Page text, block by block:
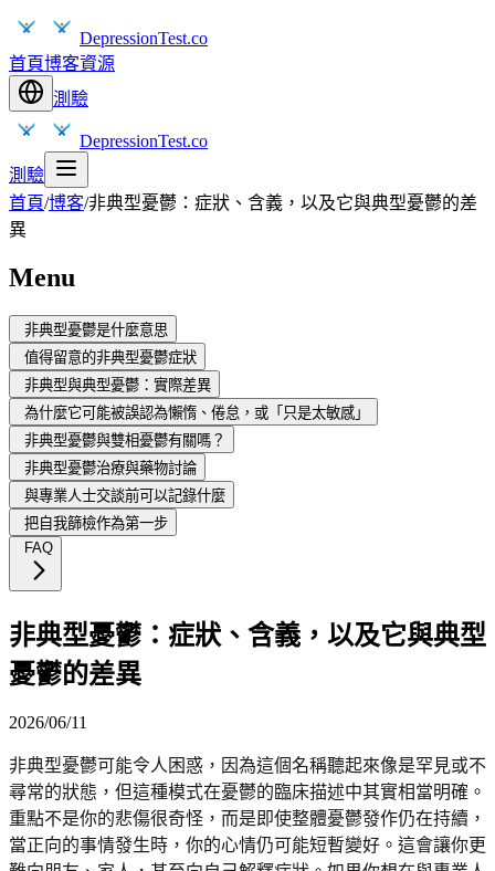
DepressionTest.co
首頁博客資源
測驗
DepressionTest.co
測驗
首頁/博客/非典型憂鬱：症狀、含義，以及它與典型憂鬱的差
異
Menu
非典型憂鬱是什麼意思
值得留意的非典型憂鬱症狀
非典型與典型憂鬱：實際差異
為什麼它可能被誤認為懶惰、倦怠，或「只是太敏感」
非典型憂鬱與雙相憂鬱有關嗎？
非典型憂鬱治療與藥物討論
與專業人士交談前可以記錄什麼
把自我篩檢作為第一步
FAQ
非典型憂鬱：症狀、含義，以及它與典型
憂鬱的差異
2026/06/11
非典型憂鬱可能令人困惑，因為這個名稱聽起來像是罕見或不
尋常的狀態，但這種模式在憂鬱的臨床描述中其實相當明確。
重點不是你的悲傷很奇怪，而是即使整體憂鬱發作仍在持續，
當正向的事情發生時，你的心情仍可能短暫變好。這會讓你更